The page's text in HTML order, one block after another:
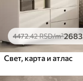
4472.42RSD/m²2683
Свет, карта и атлас